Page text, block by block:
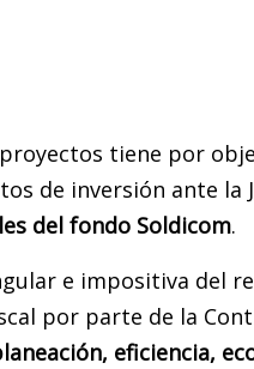
tiene por
de inversión ante
del fondo Soldicom.
e impositiva del
por parte de la
eficiencia,